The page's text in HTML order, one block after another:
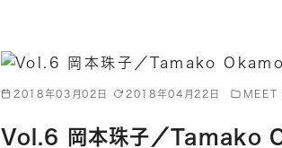
2018年03月02日 2018年04月22日 MEET
Vol.6 岡本珠子／Tamako